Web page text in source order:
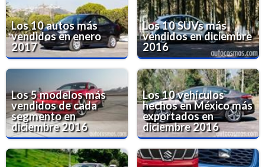
Los 10 autos más
vendidos en enero
2017
Los 10 SUVs más
vendidos en diciembre
2016
Los 5 modelos más
vendidos de cada
segmento en
diciembre 2016
Los 10 vehículos
hechos en México más
exportados en
diciembre 2016